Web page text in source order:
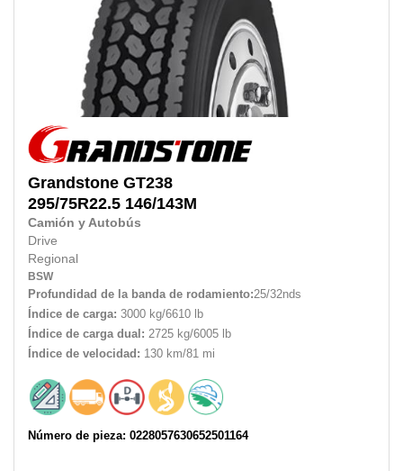
Grandstone GT238
295/75R22.5 146/143M
Camión y Autobús
Drive
Regional
BSW
Profundidad de la banda de rodamiento:25/32nds
Índice de carga: 3000 kg/6610 lb
Índice de carga dual: 2725 kg/6005 lb
Índice de velocidad: 130 km/81 mi
Número de pieza: 0228057630652501164